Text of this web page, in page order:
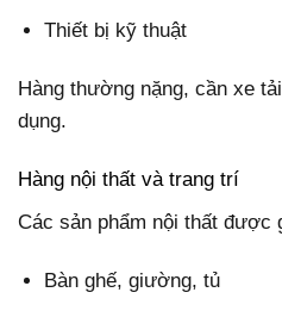
Thiết bị kỹ thuật
Hàng thường nặng, cần xe
dụng.
Hàng nội thất và trang trí
Các sản phẩm nội thất được
Bàn ghế, giường, tủ